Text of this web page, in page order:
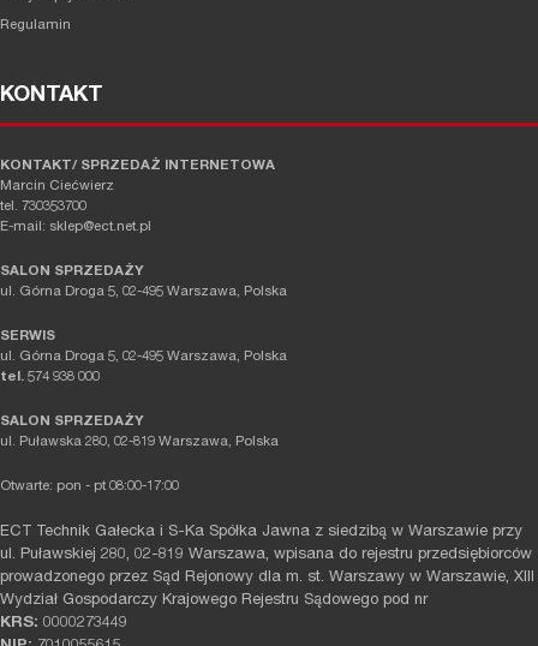
Regulamin
KONTAKT
KONTAKT/ SPRZEDAŻ INTERNETOWA
Marcin Ciećwierz
tel. 730353700
E-mail: sklep@ect.net.pl
SALON SPRZEDAŻY
ul. Górna Droga 5, 02-495 Warszawa, Polska
SERWIS
ul. Górna Droga 5, 02-495 Warszawa, Polska
tel. 574 938 000
SALON SPRZEDAŻY
ul. Puławska 280, 02-819 Warszawa, Polska
Otwarte: pon - pt 08:00-17:00
ECT Technik Gałecka i S-Ka Spółka Jawna z siedzibą w Warszawie przy
ul. Puławskiej 280, 02-819 Warszawa, wpisana do rejestru przedsiębiorców
prowadzonego przez Sąd Rejonowy dla m. st. Warszawy w Warszawie, XIII
Wydział Gospodarczy Krajowego Rejestru Sądowego pod nr
KRS: 0000273449